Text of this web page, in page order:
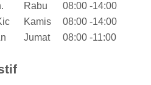
Rabu
08:00 -14:00
Kamis
08:00 -14:00
Jumat 08:00 -11:00